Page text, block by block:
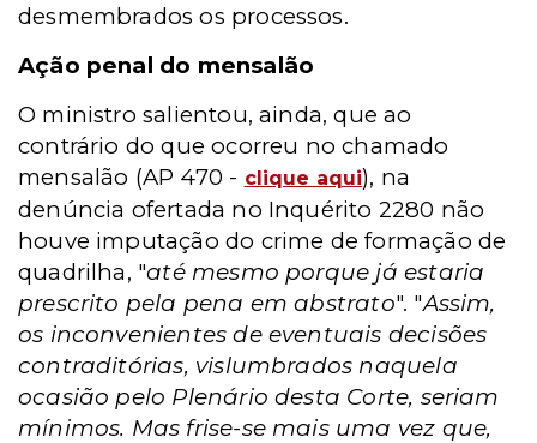
desmembrados os processos.
Ação penal do mensalão
O ministro salientou, ainda, que ao
contrário do que ocorreu no chamado
mensalão (AP 470 - clique aqui), na
denúncia ofertada no Inquérito 2280 não
houve imputação do crime de formação de
quadrilha, "até mesmo porque já estaria
prescrito pela pena em abstrato". "Assim,
os inconvenientes de eventuais decisões
contraditórias, vislumbrados naquela
ocasião pelo Plenário desta Corte, seriam
mínimos. Mas frise-se mais uma vez que,